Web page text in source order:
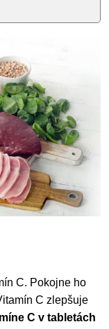
C. Pokojne ho
C zlepšuje
C v tabletách